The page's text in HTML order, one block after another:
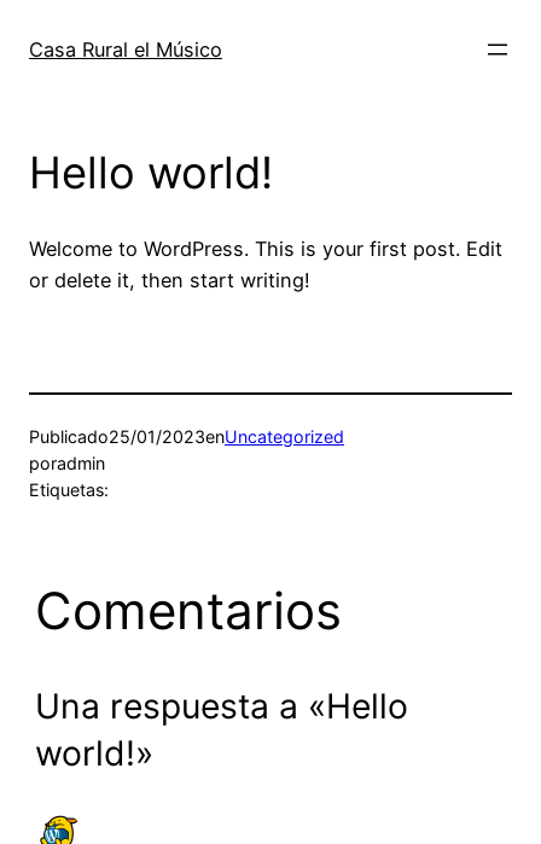
Casa Rural el Músico
Hello world!
Welcome to WordPress. This is your first post. Edit
or delete it, then start writing!
Publicado25/01/2023enUncategorized
poradmin
Etiquetas:
Comentarios
Una respuesta a «Hello
world!»